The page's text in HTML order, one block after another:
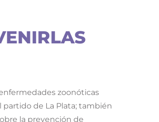
zoonóticas
partido de La Plata; también
la prevención de